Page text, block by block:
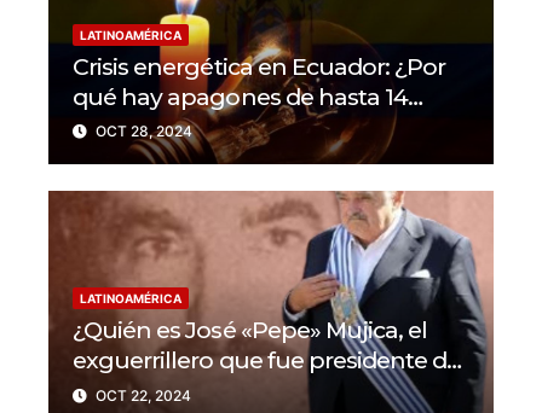
LATINOAMÉRICA
Crisis energética en Ecuador: ¿Por
qué hay apagones de hasta 14
horas al día?
OCT 28, 2024
LATINOAMÉRICA
¿Quién es José «Pepe» Mujica, el
exguerrillero que fue presidente de
Uruguay?
OCT 22, 2024